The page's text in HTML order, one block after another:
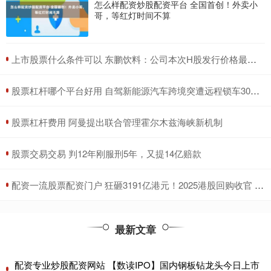
怎么样配资炒股配资平台 全国首创！外卖小
哥，等红灯时间不算
​上市股票什么条件可以 东鹏饮料：公司本次H股发行价格最高不超过每股248港元
​股票杠杆哪个平台好用 自驾新能源汽车跨境突遭远程锁车30多小时 车主：事前未提醒出境会被锁车
​股票杠杆费用 阿曼提出联合管理霍尔木兹海峡新机制
​股票交易交易 判12年刚服刑5年，又提14亿赔款
​配资一流股票配资门户 狂砸3191亿港元！2025港股回购收官 腾讯独揽1/4 连续四年“称王”
最新文章
配资专业炒股配资网站 【数读IPO】国内钢板钻龙头今日上市